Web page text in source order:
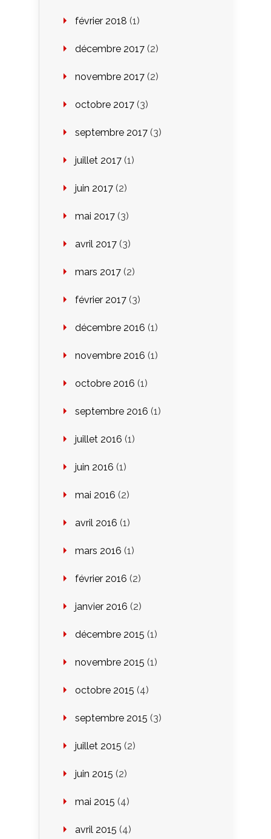
février 2018 (1)
décembre 2017 (2)
novembre 2017 (2)
octobre 2017 (3)
septembre 2017 (3)
juillet 2017 (1)
juin 2017 (2)
mai 2017 (3)
avril 2017 (3)
mars 2017 (2)
février 2017 (3)
décembre 2016 (1)
novembre 2016 (1)
octobre 2016 (1)
septembre 2016 (1)
juillet 2016 (1)
juin 2016 (1)
mai 2016 (2)
avril 2016 (1)
mars 2016 (1)
février 2016 (2)
janvier 2016 (2)
décembre 2015 (1)
novembre 2015 (1)
octobre 2015 (4)
septembre 2015 (3)
juillet 2015 (2)
juin 2015 (2)
mai 2015 (4)
avril 2015 (4)